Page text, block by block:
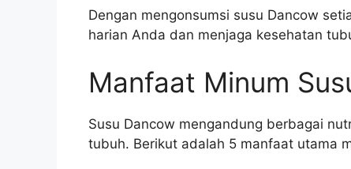
Dengan mengonsumsi susu Dancow
harian Anda dan menjaga kesehatan
Manfaat Minum
Susu Dancow mengandung berbagai
tubuh. Berikut adalah 5 manfaat utama